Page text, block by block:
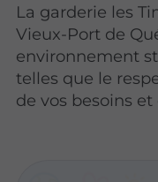
La garderie les
Vieux-Port de
environnement
telles que le
de vos besoins